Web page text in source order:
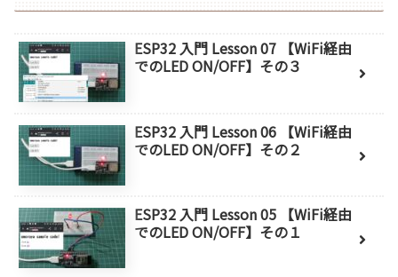
ESP32 入門 Lesson 07 【WiFi経由
でのLED ON/OFF】その３
ESP32 入門 Lesson 06 【WiFi経由
でのLED ON/OFF】その２
ESP32 入門 Lesson 05 【WiFi経由
でのLED ON/OFF】その１